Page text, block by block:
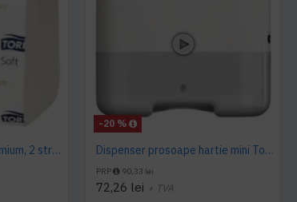
Hartie igienica bulk premium, 2 straturi 252 buc / pachet, Tork
-20 %
Dispenser prosoape hartie mini Tork, V Fold, alb, capacitate 300 servetele
PRP 90,33 lei
72,26 lei + TVA